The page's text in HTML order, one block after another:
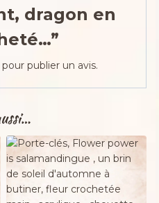
dragon en
pour publier un avis.